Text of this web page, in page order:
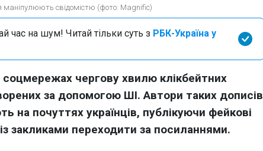
маніпулюють свідомістю (фото: Magnific)
час на шум! Читай тільки суть з РБК-Україна у
чергову хвилю клікбейтних
за допомогою ШІ. Автори таких дописів
на почуттях українців, публікуючи фейкові
із закликами переходити за посиланнями.